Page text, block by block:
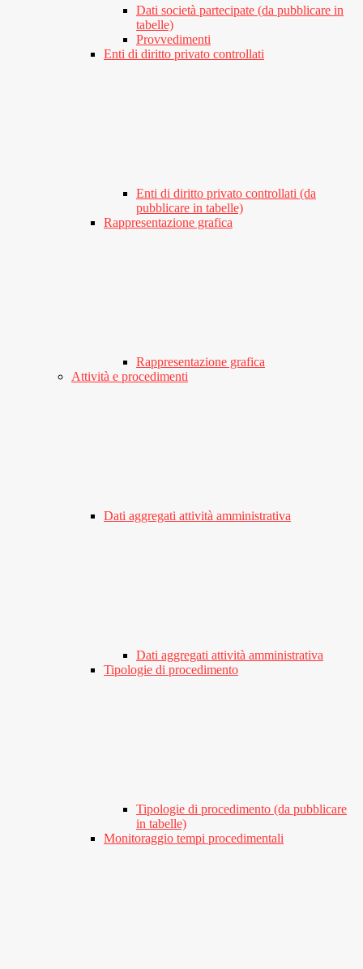
Dati società partecipate (da pubblicare in
tabelle)
Provvedimenti
Enti di diritto privato controllati
Enti di diritto privato controllati (da
pubblicare in tabelle)
Rappresentazione grafica
Rappresentazione grafica
Attività e procedimenti
Dati aggregati attività amministrativa
Dati aggregati attività amministrativa
Tipologie di procedimento
Tipologie di procedimento (da pubblicare
in tabelle)
Monitoraggio tempi procedimentali